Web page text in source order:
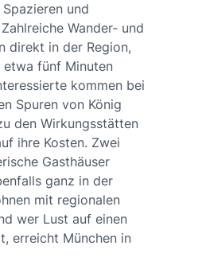
und
Wander- und
direkt in der Region,
fünf Minuten
kommen bei
Spuren von König
den Wirkungsstätten
ihre Kosten. Zwei
Gasthäuser
ganz in der
mit regionalen
wer Lust auf einen
erreicht München in